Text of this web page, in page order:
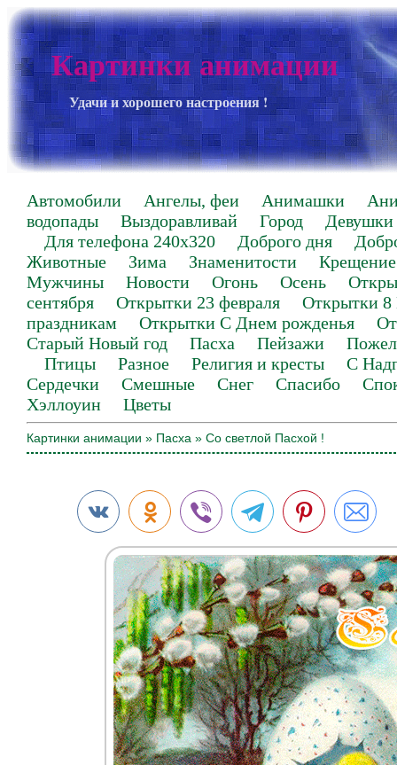
Картинки анимации
Удачи и хорошего настроения !
Автомобили Ангелы, феи Анимашки
водопады
Выздоравливай Город
Девушки
Для телефона 240х320
Доброго дня
Животные
Зима Знаменитости
Крещение
Мужчины
Новости Огонь Осень
сентября
Открытки 23 февраля
Открытки 8
праздникам
Открытки С Днем рожденья
Старый Новый год
Пасха Пейзажи
Птицы
Разное Религия и кресты
С
Сердечки
Смешные Снег Спасибо
Хэллоуин
Цветы
Картинки анимации » Пасха » Со светлой Пасхой !